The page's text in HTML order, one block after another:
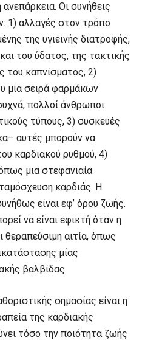
Οι συνήθεις
1) αλλαγές στον τρόπο
της υγιεινής διατροφής,
του ύδατος, της τακτικής
του καπνίσματος, 2)
μια σειρά φαρμάκων
πολλοί άνθρωποι
τύπους, 3) συσκευές
αυτές μπορούν να
καρδιακού ρυθμού, 4)
μια στεφανιαία
καρδιάς. Η
είναι εφ’ όρου ζωής.
να είναι εφικτή όταν η
θεραπεύσιμη αιτία, όπως
μίας
βαλβίδας.
σημασίας είναι η
της καρδιακής
τόσο την ποιότητα ζωής